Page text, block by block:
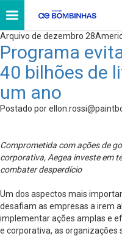
Arquivo de dezembro
Programa
40 bilhões de
um ano
Postado por
Comprometida com ações de
corporativa, Aegea investe em
combater desperdício
Um dos aspectos mais
desafiam as empresas a irem
implementar ações amplas e
e corporativa, as organizações